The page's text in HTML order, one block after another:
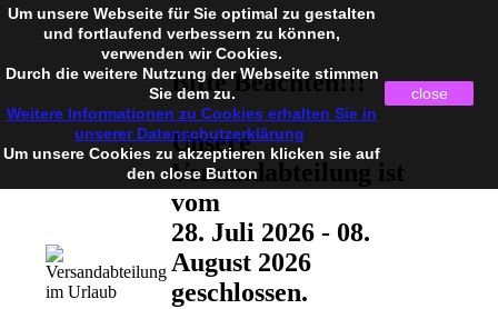
Bitte Beachten!!!
Unsere
Versandabteilung ist
vom
28. Juli 2026 - 08.
August 2026
geschlossen.
Um unsere Webseite für Sie optimal zu gestalten
und fortlaufend verbessern zu können,
verwenden wir Cookies.
Durch die weitere Nutzung der Webseite stimmen
Sie dem zu.
Weitere Informationen zu Cookies erhalten Sie in
unserer Datenschutzerklärung
Um unsere Cookies zu akzeptieren klicken sie auf
den close Button
close